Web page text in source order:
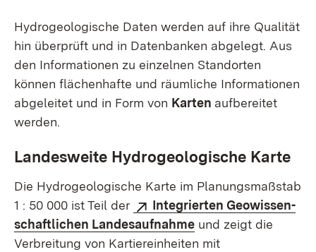
Hydrogeologische Daten werden auf ihre Qualität
hin über­prüft und in Daten­banken abgelegt. Aus
den Informa­tionen zu einzelnen Stand­orten
können flächen­­hafte und räum­liche Infor­mationen
abgeleitet und in Form von Karten aufbereitet
werden.
Landesweite Hydrogeologische Karte
Die Hydrogeologische Karte im Planungs­maßstab
1 : 50 000 ist Teil der
Integrierten Geo­wissen­­
schaftlichen Landes­­aufnahme und zeigt die
Verbreitung von Kartier­­einheiten mit